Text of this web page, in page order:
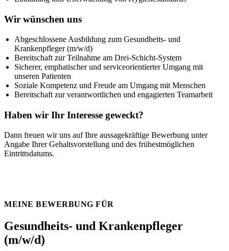
Wir wünschen uns
Abgeschlossene Ausbildung zum Gesundheits- und
Krankenpfleger (m/w/d)
Bereitschaft zur Teilnahme am Drei-Schicht-System
Sicherer, emphatischer und serviceorientierter Umgang mit
unseren Patienten
Soziale Kompetenz und Freude am Umgang mit Menschen
Bereitschaft zur verantwortlichen und engagierten Teamarbeit
Haben wir Ihr Interesse geweckt?
Dann freuen wir uns auf Ihre aussagekräftige Bewerbung unter
Angabe Ihrer Gehaltsvorstellung und des frühestmöglichen
Eintrittsdatums.
MEINE BEWERBUNG FÜR
Gesundheits- und Krankenpfleger
(m/w/d)